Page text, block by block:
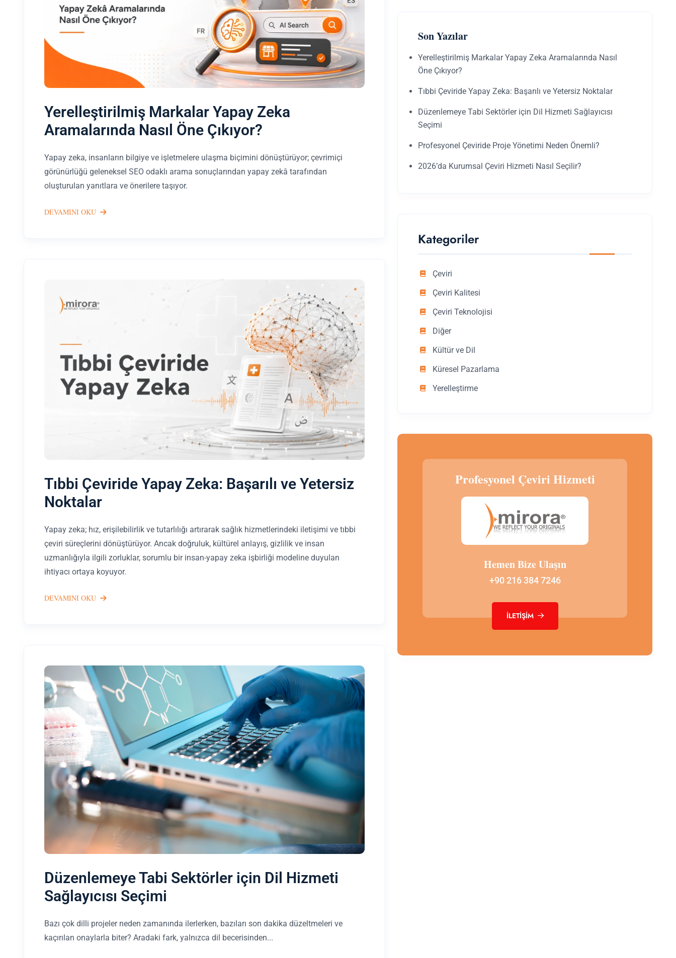
Yerelleştirilmiş Markalar Yapay Zeka
Aramalarında Nasıl Öne Çıkıyor?
Yapay zeka, insanların bilgiye ve işletmelere ulaşma biçimini dönüştürüyor; çevrimiçi
görünürlüğü geleneksel SEO odaklı arama sonuçlarından yapay zekâ tarafından
oluşturulan yanıtlara ve önerilere taşıyor.
DEVAMINI OKU
Tıbbi Çeviride Yapay Zeka: Başarılı ve Yetersiz
Noktalar
Yapay zeka; hız, erişilebilirlik ve tutarlılığı artırarak sağlık hizmetlerindeki iletişimi ve tıbbi
çeviri süreçlerini dönüştürüyor. Ancak doğruluk, kültürel anlayış, gizlilik ve insan
uzmanlığıyla ilgili zorluklar, sorumlu bir insan-yapay zeka işbirliği modeline duyulan
ihtiyacı ortaya koyuyor.
DEVAMINI OKU
Düzenlemeye Tabi Sektörler için Dil Hizmeti
Sağlayıcısı Seçimi
Bazı çok dilli projeler neden zamanında ilerlerken, bazıları son dakika düzeltmeleri ve
kaçırılan onaylarla biter? Aradaki fark, yalnızca dil becerisinden...
Son Yazılar
Yerelleştirilmiş Markalar Yapay Zeka Aramalarında Nasıl
Öne Çıkıyor?
Tıbbi Çeviride Yapay Zeka: Başarılı ve Yetersiz Noktalar
Düzenlemeye Tabi Sektörler için Dil Hizmeti Sağlayıcısı
Seçimi
Profesyonel Çeviride Proje Yönetimi Neden Önemli?
2026’da Kurumsal Çeviri Hizmeti Nasıl Seçilir?
Kategoriler
Çeviri
Çeviri Kalitesi
Çeviri Teknolojisi
Diğer
Kültür ve Dil
Küresel Pazarlama
Yerelleştirme
Profesyonel Çeviri Hizmeti
Hemen Bize Ulaşın
+90 216 384 7246
İLETIŞIM